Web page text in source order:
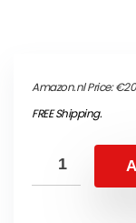
Amazon.nl Price:€
FREE Shipping.